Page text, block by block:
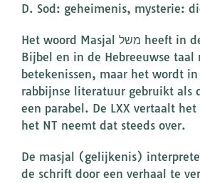
D. Sod: geheimenis, mysterie:
Het woord Masjal משל heeft in de Hebreeuwse
Bijbel en in de Hebreeuwse taal
betekenissen, maar het wordt
rabbijnse literatuur gebruikt als
een parabel. De LXX vertaalt
het NT neemt dat steeds over.
De masjal (gelijkenis)
de schrift door een verhaal te